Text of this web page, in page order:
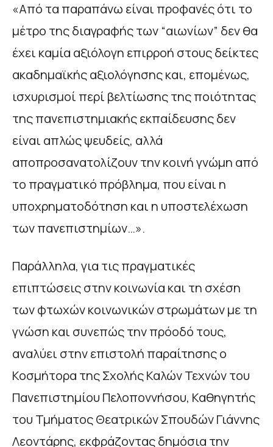
«Από τα παραπάνω είναι προφανές ότι το
μέτρο της διαγραφής των “αιωνίων” δεν θα
έχει καμία αξιόλογη επιρροή στους δείκτες
ακαδημαϊκής αξιολόγησης και, επομένως,
ισχυρισμοί περί βελτίωσης της ποιότητας
της πανεπιστημιακής εκπαίδευσης δεν
είναι απλώς ψευδείς, αλλά
αποπροσανατολίζουν την κοινή γνώμη από
το πραγματικό πρόβλημα, που είναι η
υποχρηματοδότηση και η υποστελέχωση
των πανεπιστημίων…».
Παράλληλα, για τις πραγματικές
επιπτώσεις στην κοινωνία και τη σχέση
των φτωχών κοινωνικών στρωμάτων με τη
γνώση και συνεπώς την πρόοδό τους,
αναλύει στην επιστολή παραίτησης ο
Κοσμήτορα της Σχολής Καλών Τεχνών του
Πανεπιστημίου Πελοποννήσου, Καθηγητής
του Τμήματος Θεατρικών Σπουδών Γιάννης
Λεοντάρης, εκφράζοντας δημόσια την